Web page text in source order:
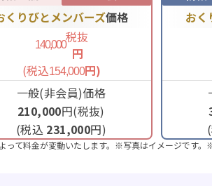
くりびとメンバーズ価格
140,000税抜
円
(税込154,000円)
一般(非会員)価格
210,000円(税抜)
(税込 231,000円)
おく
て料金が変動いたします。※写真はイメージです。